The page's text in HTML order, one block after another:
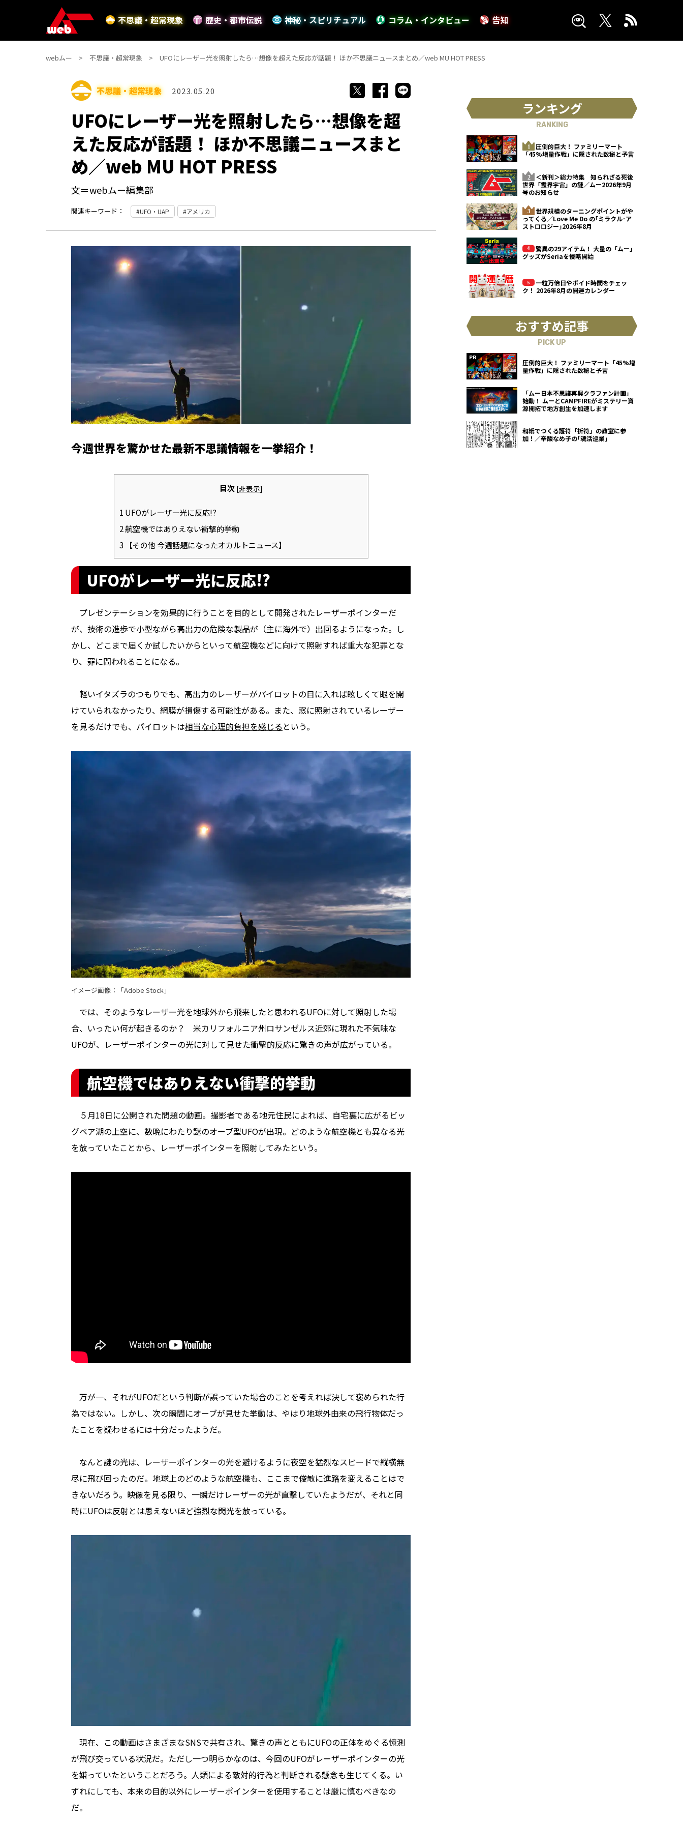
不思議・超常現象 歴史・都市伝説 神秘・スピリチュアル コラム・インタビュー 告知
webムー 不思議・超常現象 UFOにレーザー光を照射したら…想像を超えた反応が話題！ ほか不思議ニュースまとめ／web MU HOT PRESS
不思議・超常現象 2023.05.20
UFOにレーザー光を照射したら…想像を超
えた反応が話題！ ほか不思議ニュースまと
め／web MU HOT PRESS
文＝webムー編集部
関連キーワード： UFO・UAP アメリカ
今週世界を驚かせた最新不思議情報を一挙紹介！
目次 [非表示]
1 UFOがレーザー光に反応!?
2航空機ではありえない衝撃的挙動
3 【その他 今週話題になったオカルトニュース】
UFOがレーザー光に反応!?
プレゼンテーションを効果的に行うことを目的として開発されたレーザーポインターだ
が、技術の進歩で小型ながら高出力の危険な製品が（主に海外で）出回るようになった。し
かし、どこまで届くか試したいからといって航空機などに向けて照射すれば重大な犯罪とな
り、罪に問われることになる。
軽いイタズラのつもりでも、高出力のレーザーがパイロットの目に入れば眩しくて眼を開
けていられなかったり、網膜が損傷する可能性がある。また、窓に照射されているレーザー
を見るだけでも、パイロットは相当な心理的負担を感じる という。
イメージ画像：「Adobe Stock」
では、そのようなレーザー光を地球外から飛来したと思われるUFOに対して照射した場
合、いったい何が起きるのか？ 米カリフォルニア州ロサンゼルス近郊に現れた不気味な
UFOが、レーザーポインターの光に対して見せた衝撃的反応に驚きの声が広がっている。
航空機ではありえない衝撃的挙動
５月18日に公開された問題の動画。撮影者である地元住民によれば、自宅裏に広がるビッ
グベア湖の上空に、数晩にわたり謎のオーブ型UFOが出現。どのような航空機とも異なる光
を放っていたことから、レーザーポインターを照射してみたという。
万が一、それがUFOだという判断が誤っていた場合のことを考えれば決して褒められた行
為ではない。しかし、次の瞬間にオーブが見せた挙動は、やはり地球外由来の飛行物体だっ
たことを疑わせるには十分だったようだ。
なんと謎の光は、レーザーポインターの光を避けるように夜空を猛烈なスピードで縦横無
尽に飛び回ったのだ。地球上のどのような航空機も、ここまで俊敏に進路を変えることはで
きないだろう。映像を見る限り、一瞬だけレーザーの光が直撃していたようだが、それと同
時にUFOは反射とは思えないほど強烈な閃光を放っている。
現在、この動画はさまざまなSNSで共有され、驚きの声とともにUFOの正体をめぐる憶測
が飛び交っている状況だ。ただし一つ明らかなのは、今回のUFOがレーザーポインターの光
を嫌っていたということだろう。人類による敵対的行為と判断される懸念も生じてくる。い
ずれにしても、本来の目的以外にレーザーポインターを使用することは厳に慎むべきなの
だ。
ランキング
RANKING
圧倒的巨大！ ファミリーマート
「45%増量作戦」に隠された数秘と予言
＜新刊＞総力特集 知られざる死後
世界「霊界宇宙」の謎／ムー2026年9月
号のお知らせ
世界規模のターニングポイントがや
ってくる／Love Me Do の｢ミラクル･ア
ストロロジー｣2026年8月
驚異の29アイテム！ 大量の「ムー」
グッズがSeriaを侵略開始
一粒万倍日やボイド時間をチェッ
ク！ 2026年8月の開運カレンダー
おすすめ記事
PICK UP
圧倒的巨大！ ファミリーマート「45%増
量作戦」に隠された数秘と予言
「ムー日本不思議再興クラファン計画」
始動！ ムーとCAMPFIREがミステリー資
源開拓で地方創生を加速します
和紙でつくる護符「折符」の教室に参
加！／辛酸なめ子の｢魂活巡業｣